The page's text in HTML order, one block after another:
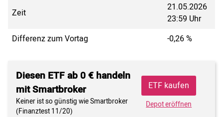
Zeit
21.05.2026
23:59 Uhr
Differenz zum Vortag
-0,26 %
Diesen ETF ab 0 € handeln
mit Smartbroker
Keiner ist so günstig wie Smartbroker
(Finanztest 11/20)
ETF kaufen
Depot eröffnen